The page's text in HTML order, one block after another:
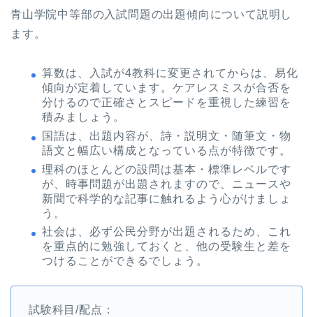
青山学院中等部の入試問題の出題傾向について説明し
ます。
算数は、入試が4教科に変更されてからは、易化
傾向が定着しています。ケアレスミスが合否を
分けるので正確さとスピードを重視した練習を
積みましょう。
国語は、出題内容が、詩・説明文・随筆文・物
語文と幅広い構成となっている点が特徴です。
理科のほとんどの設問は基本・標準レベルです
が、時事問題が出題されますので、ニュースや
新聞で科学的な記事に触れるよう心がけましょ
う。
社会は、必ず公民分野が出題されるため、これ
を重点的に勉強しておくと、他の受験生と差を
つけることができるでしょう。
試験科目/配点：